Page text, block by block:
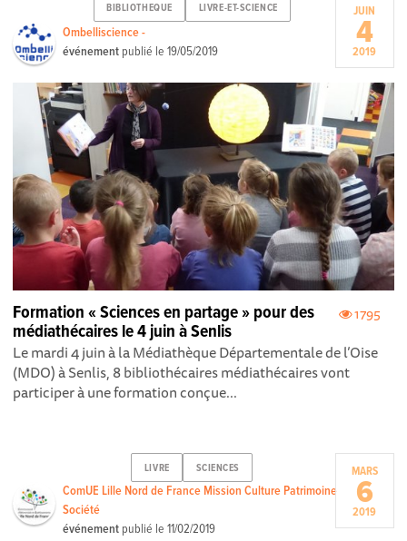
BIBLIOTHEQUE LIVRE-ET-SCIENCE
Ombelliscience -
événement publié le19/05/2019
JUIN
4
2019
1795
Formation « Sciences en partage » pour des
médiathécaires le 4 juin à Senlis
Le mardi 4 juin à la Médiathèque Départementale de l’Oise
(MDO) à Senlis, 8 bibliothécaires médiathécaires vont
participer à une formation conçue...
LIVRE SCIENCES
ComUE Lille Nord de France Mission Culture Patrimoine
Société
événement publié le11/02/2019
MARS
6
2019